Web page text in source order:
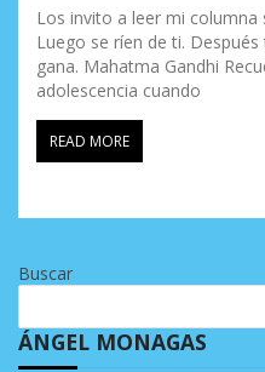
Los invito a leer mi
Luego se ríen de ti.
gana. Mahatma Gandhi
adolescencia cuando
READ MORE
Buscar
ÁNGEL MONAGAS